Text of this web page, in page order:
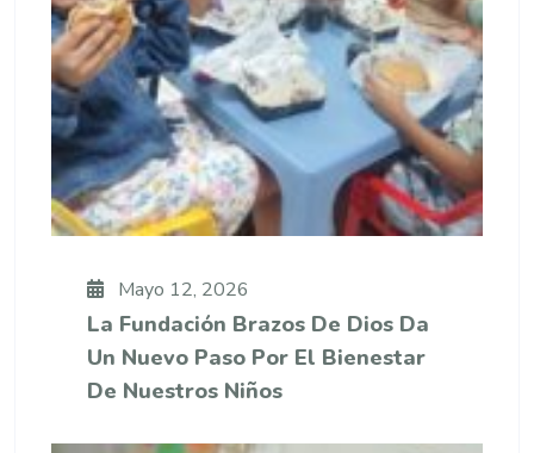
Mayo 12, 2026
La Fundación Brazos De Dios Da
Un Nuevo Paso Por El Bienestar
De Nuestros Niños